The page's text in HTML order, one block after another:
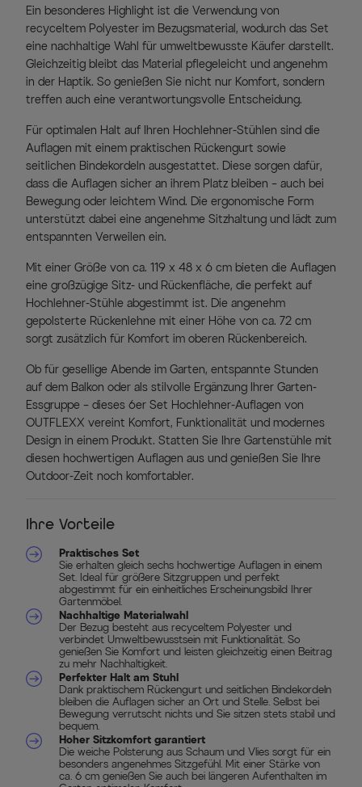
Ein besonderes Highlight ist die Verwendung von
recyceltem Polyester im Bezugsmaterial, wodurch das Set
eine nachhaltige Wahl für umweltbewusste Käufer darstellt.
Gleichzeitig bleibt das Material pflegeleicht und angenehm
in der Haptik. So genießen Sie nicht nur Komfort, sondern
treffen auch eine verantwortungsvolle Entscheidung.
Für optimalen Halt auf Ihren Hochlehner-Stühlen sind die
Auflagen mit einem praktischen Rückengurt sowie
seitlichen Bindekordeln ausgestattet. Diese sorgen dafür,
dass die Auflagen sicher an ihrem Platz bleiben – auch bei
Bewegung oder leichtem Wind. Die ergonomische Form
unterstützt dabei eine angenehme Sitzhaltung und lädt zum
entspannten Verweilen ein.
Mit einer Größe von ca. 119 x 48 x 6 cm bieten die Auflagen
eine großzügige Sitz- und Rückenfläche, die perfekt auf
Hochlehner-Stühle abgestimmt ist. Die angenehm
gepolsterte Rückenlehne mit einer Höhe von ca. 72 cm
sorgt zusätzlich für Komfort im oberen Rückenbereich.
Ob für gesellige Abende im Garten, entspannte Stunden
auf dem Balkon oder als stilvolle Ergänzung Ihrer Garten-
Essgruppe – dieses 6er Set Hochlehner-Auflagen von
OUTFLEXX vereint Komfort, Funktionalität und modernes
Design in einem Produkt. Statten Sie Ihre Gartenstühle mit
diesen hochwertigen Auflagen aus und genießen Sie Ihre
Outdoor-Zeit noch komfortabler.
Ihre Vorteile
Praktisches Set
Sie erhalten gleich sechs hochwertige Auflagen in einem
Set. Ideal für größere Sitzgruppen und perfekt
abgestimmt für ein einheitliches Erscheinungsbild Ihrer
Gartenmöbel.
Nachhaltige Materialwahl
Der Bezug besteht aus recyceltem Polyester und
verbindet Umweltbewusstsein mit Funktionalität. So
genießen Sie Komfort und leisten gleichzeitig einen Beitrag
zu mehr Nachhaltigkeit.
Perfekter Halt am Stuhl
Dank praktischem Rückengurt und seitlichen Bindekordeln
bleiben die Auflagen sicher an Ort und Stelle. Selbst bei
Bewegung verrutscht nichts und Sie sitzen stets stabil und
bequem.
Hoher Sitzkomfort garantiert
Die weiche Polsterung aus Schaum und Vlies sorgt für ein
besonders angenehmes Sitzgefühl. Mit einer Stärke von
ca. 6 cm genießen Sie auch bei längeren Aufenthalten im